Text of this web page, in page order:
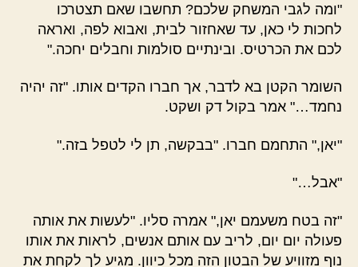
"ומה לגבי המשחק שלכם? תחשבו שאם תצטרכו
לחכות לי כאן, עד שאחזור לבית, ואבוא לפה, ואראה
לכם את הכרטיס. ובינתיים סולמות וחבלים יחכה."
השומר הקטן בא לדבר, אך חברו הקדים אותו. "זה יהיה
נחמד…" אמר בקול דק ושקט.
"יאן," התחמם חברו. "בבקשה, תן לי לטפל בזה."
"אבל…"
"זה בטח משעמם יאן," אמרה סליו. "לעשות את אותה
פעולה יום יום, לריב עם אותם אנשים, לראות את אותו
נוף מזוויע של הבטון הזה מכל כיוון. מגיע לך לקחת את